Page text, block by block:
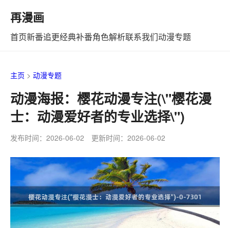
再漫画
首页新番追更经典补番角色解析联系我们动漫专题
主页 > 动漫专题
动漫海报：樱花动漫专注(\"樱花漫
士：动漫爱好者的专业选择\")
发布时间：2026-06-02 更新时间：2026-06-02